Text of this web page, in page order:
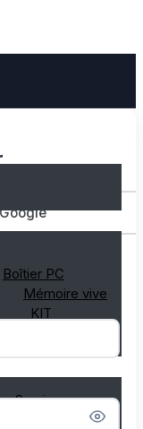
Boîtier PC
Mémoire vive
KIT
Souris